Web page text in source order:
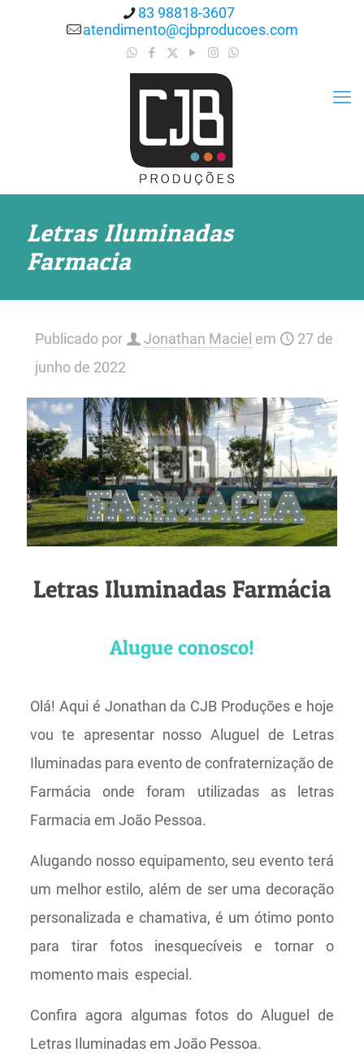
83 98818-3607
atendimento@cjbproducoes.com
Letras Iluminadas
Farmacia
Publicado por Jonathan Maciel em
27 de
junho de 2022
Letras Iluminadas Farmácia
Alugue conosco!
Olá! Aqui é Jonathan da CJB Produções e hoje
vou te apresentar nosso Aluguel de Letras
Iluminadas para evento de confraternização de
Farmácia onde foram utilizadas as letras
Farmacia em João Pessoa.
Alugando nosso equipamento, seu evento terá
um melhor estilo, além de ser uma decoração
personalizada e chamativa, é um ótimo ponto
para tirar fotos inesquecíveis e tornar o
momento mais especial.
Confira agora algumas fotos do Aluguel de
Letras Iluminadas em João Pessoa.